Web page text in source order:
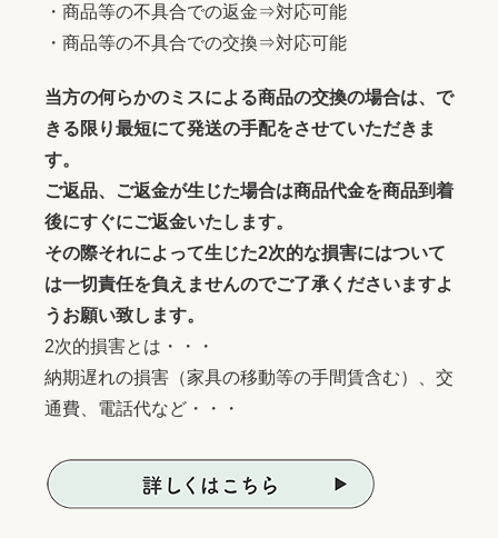
・商品等の不具合での返金⇒対応可能
・商品等の不具合での交換⇒対応可能
当方の何らかのミスによる商品の交換の場合は、で
きる限り最短にて発送の手配をさせていただきま
す。
ご返品、ご返金が生じた場合は商品代金を商品到着
後にすぐにご返金いたします。
その際それによって生じた2次的な損害にはついて
は一切責任を負えませんのでご了承くださいますよ
うお願い致します。
2次的損害とは・・・
納期遅れの損害（家具の移動等の手間賃含む）、交
通費、電話代など・・・